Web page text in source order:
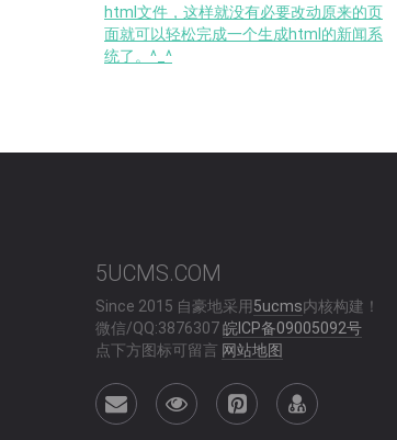
html文件，这样就没有必要改动原来的页
面就可以轻松完成一个生成html的新闻系
统了。^_^
5UCMS.COM
Since 2015 自豪地采用 5ucms内核构建！
微信/QQ:3876307皖ICP备09005092号
点下方图标可留言 网站地图